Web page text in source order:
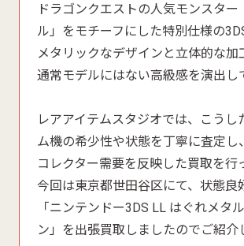
ドラゴンクエストの人気モンスター
ル」をモチーフにした特別仕様の
メタリックなデザインと立体的な加
通常モデルにはない高級感を演出し
レアアイテムスタジオでは、こうし
ム機の希少性や状態を丁寧に査定し、
コレクター需要を反映した買取を行
今回は東京都世田谷区にて、状態良
「ニンテンドー3DS LL はぐれメタ
ン」を出張買取しましたのでご紹介